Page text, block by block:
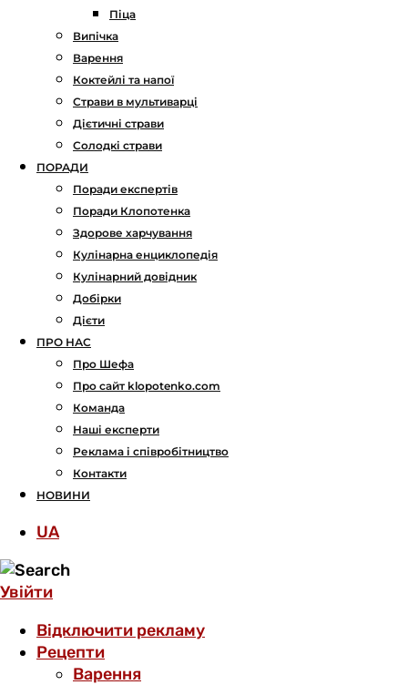
Піца
Випічка
Варення
Коктейлі та напої
Страви в мультиварці
Дієтичні страви
Солодкі страви
ПОРАДИ
Поради експертів
Поради Клопотенка
Здорове харчування
Кулінарна енциклопедія
Кулінарний довідник
Добірки
Дієти
ПРО НАС
Про Шефа
Про сайт klopotenko.com
Команда
Наші експерти
Реклама і співробітництво
Контакти
НОВИНИ
UA
Увійти
Відключити рекламу
Рецепти
Варення